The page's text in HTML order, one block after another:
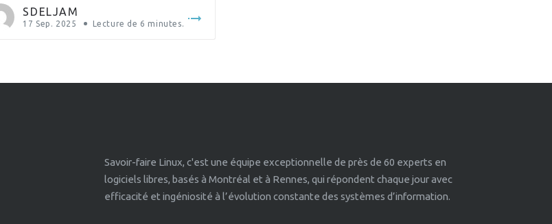
l’équipement lui-même, sans dépendre du
C’est ce qu’on appelle l’« edge AI ». Lors
SDELJAM
17 Sep. 2025 Lecture de 6 minutes.
Savoir-faire Linux, c'est une équipe exceptionnelle de près de 60 experts en
logiciels libres, basés à Montréal et à Rennes, qui répondent chaque jour avec
efficacité et ingéniosité à l’évolution constante des systèmes d’information.